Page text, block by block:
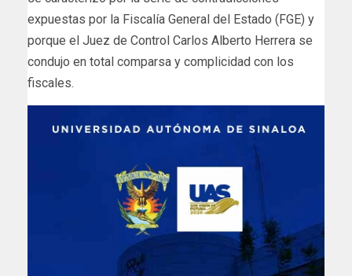
expuestas por la Fiscalía General del Estado (FGE) y
porque el Juez de Control Carlos Alberto Herrera se
condujo en total comparsa y complicidad con los
fiscales.